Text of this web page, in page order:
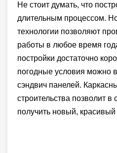
Не стоит думать, что
длительным процессом.
технологии позволяют
работы в любое время
постройки достаточно
погодные условия можно
сэндвич панелей.
строительства позволит в
получить новый,